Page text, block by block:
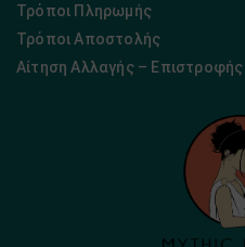
Τρόποι Πληρωμής
Τρόποι Αποστολής
Αίτηση Αλλαγής – Επιστροφής